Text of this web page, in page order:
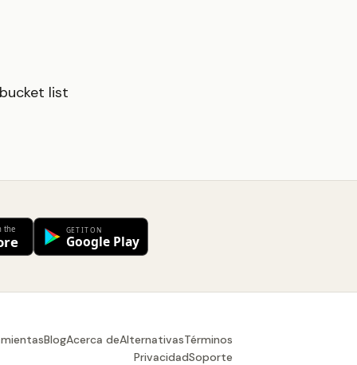
list
BlogAcerca deAlternativasTérminos
PrivacidadSoporte